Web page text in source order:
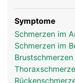
Symptome
Schmerzen im
Schmerzen im